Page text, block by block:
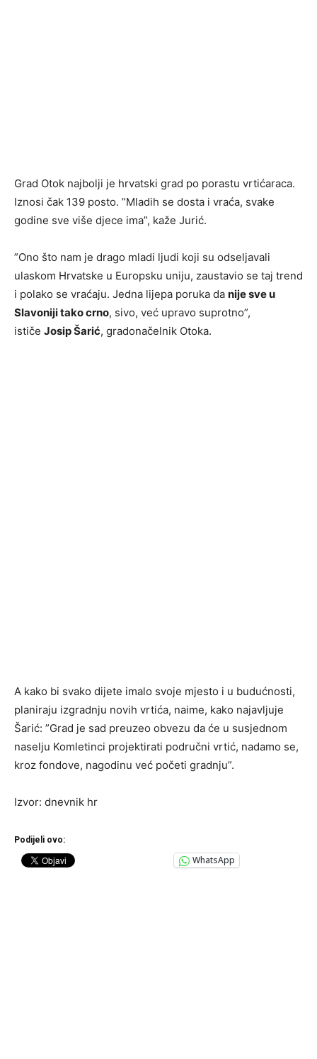
Grad Otok najbolji je hrvatski grad po porastu vrtićaraca.
Iznosi čak 139 posto. ”Mladih se dosta i vraća, svake
godine sve više djece ima”, kaže Jurić.
”Ono što nam je drago mladi ljudi koji su odseljavali
ulaskom Hrvatske u Europsku uniju, zaustavio se taj trend
i polako se vraćaju. Jedna lijepa poruka da nije sve u
Slavoniji tako crno, sivo, već upravo suprotno”,
ističe Josip Šarić, gradonačelnik Otoka.
A kako bi svako dijete imalo svoje mjesto i u budućnosti,
planiraju izgradnju novih vrtića, naime, kako najavljuje
Šarić: ”Grad je sad preuzeo obvezu da će u susjednom
naselju Komletinci projektirati područni vrtić, nadamo se,
kroz fondove, nagodinu već početi gradnju”.
Izvor: dnevnik hr
Podijeli ovo:
WhatsApp